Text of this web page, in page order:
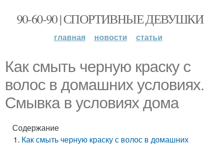
90-60-90 | СПОРТИВНЫЕ ДЕВУШКИ
главная новости статьи
Как смыть черную краску с
волос в домашних условиях.
Смывка в условиях дома
Содержание
Как смыть черную краску с волос в домашних